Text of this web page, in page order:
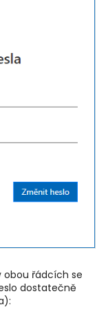
obou řádcích se
dostatečně